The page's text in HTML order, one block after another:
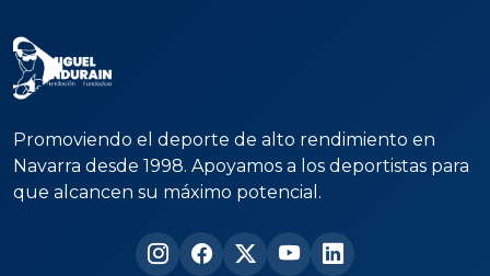
Promoviendo el deporte de alto rendimiento en
Navarra desde 1998. Apoyamos a los deportistas para
que alcancen su máximo potencial.